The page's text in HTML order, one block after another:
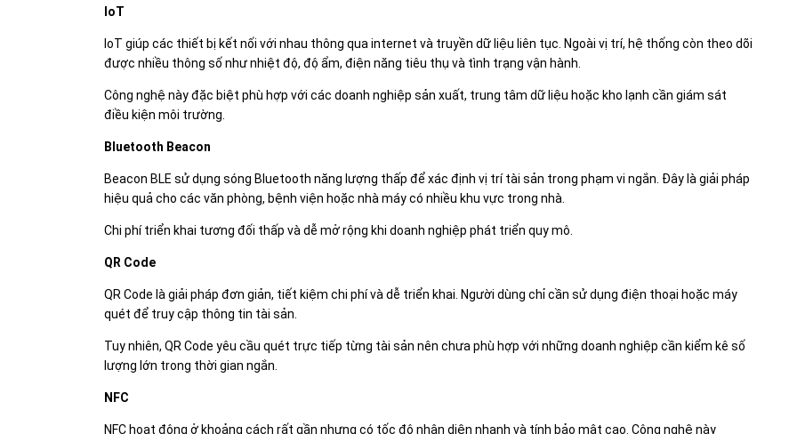
IoT
IoT giúp các thiết bị kết nối với nhau thông qua internet và truyền dữ liệu liên tục. Ngoài vị trí, hệ thống còn theo dõi
được nhiều thông số như nhiệt độ, độ ẩm, điện năng tiêu thụ và tình trạng vận hành.
Công nghệ này đặc biệt phù hợp với các doanh nghiệp sản xuất, trung tâm dữ liệu hoặc kho lạnh cần giám sát
điều kiện môi trường.
Bluetooth Beacon
Beacon BLE sử dụng sóng Bluetooth năng lượng thấp để xác định vị trí tài sản trong phạm vi ngắn. Đây là giải pháp
hiệu quả cho các văn phòng, bệnh viện hoặc nhà máy có nhiều khu vực trong nhà.
Chi phí triển khai tương đối thấp và dễ mở rộng khi doanh nghiệp phát triển quy mô.
QR Code
QR Code là giải pháp đơn giản, tiết kiệm chi phí và dễ triển khai. Người dùng chỉ cần sử dụng điện thoại hoặc máy
quét để truy cập thông tin tài sản.
Tuy nhiên, QR Code yêu cầu quét trực tiếp từng tài sản nên chưa phù hợp với những doanh nghiệp cần kiểm kê số
lượng lớn trong thời gian ngắn.
NFC
NFC hoạt động ở khoảng cách rất gần nhưng có tốc độ nhận diện nhanh và tính bảo mật cao. Công nghệ này